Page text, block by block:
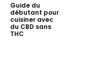
Guide du
débutant pour
cuisiner avec
du CBD sans
THC